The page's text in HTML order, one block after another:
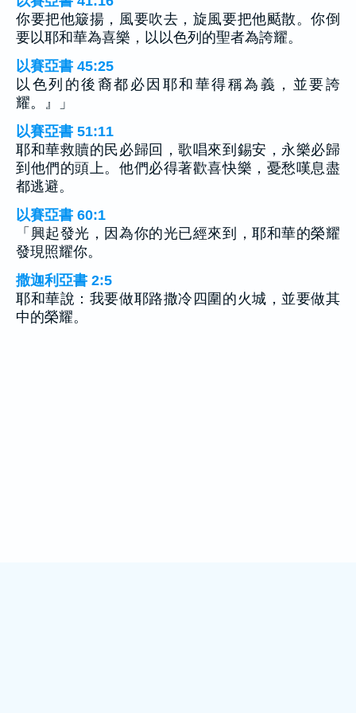
你要把他簸揚，風要吹去，旋風要把他颳散。你倒
要以耶和華為喜樂，以以色列的聖者為誇耀。
以賽亞書 45:25
以色列的後裔都必因耶和華得稱為義，並要誇
耀。』」
以賽亞書 51:11
耶和華救贖的民必歸回，歌唱來到錫安，永樂必歸
到他們的頭上。他們必得著歡喜快樂，憂愁嘆息盡
都逃避。
以賽亞書 60:1
「興起發光，因為你的光已經來到，耶和華的榮耀
發現照耀你。
撒迦利亞書 2:5
耶和華說：我要做耶路撒冷四圍的火城，並要做其
中的榮耀。